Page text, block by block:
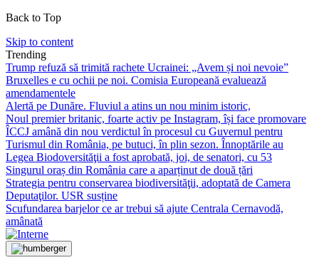
Back to Top
Skip to content
Trending
Trump refuză să trimită rachete Ucrainei: „Avem și noi nevoie”
Bruxelles e cu ochii pe noi. Comisia Europeană evaluează
amendamentele
Alertă pe Dunăre. Fluviul a atins un nou minim istoric,
Noul premier britanic, foarte activ pe Instagram, își face promovare
ÎCCJ amână din nou verdictul în procesul cu Guvernul pentru
Turismul din România, pe butuci, în plin sezon. Înnoptările au
Legea Biodoversităţii a fost aprobată, joi, de senatori, cu 53
Singurul oraș din România care a aparținut de două țări
Strategia pentru conservarea biodiversităţii, adoptată de Camera
Deputaţilor. USR susține
Scufundarea barjelor ce ar trebui să ajute Centrala Cernavodă,
amânată